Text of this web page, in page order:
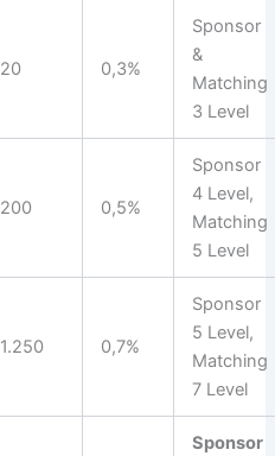
20 0,3%
Sponsor
&
Matching
3 Level
200 0,5%
Sponsor
4 Level,
Matching
5 Level
1.250 0,7%
Sponsor
5 Level,
Matching
7 Level
Sponsor